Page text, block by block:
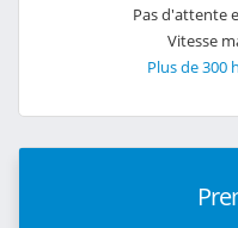
Pas d'attente
Vitesse
Plus de 300